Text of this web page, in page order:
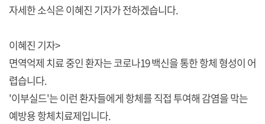
자세한 소식은 이혜진 기자가 전하겠습니다.
이혜진 기자>
면역억제 치료 중인 환자는 코로나19 백신을 통한 항체 형성이 어
렵습니다.
'이부실드'는 이런 환자들에게 항체를 직접 투여해 감염을 막는
예방용 항체치료제입니다.